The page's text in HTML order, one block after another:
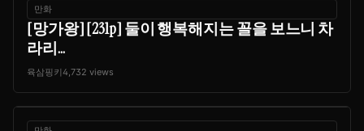
만화
[망가왕] [231p] 둘이 행복해지는 꼴을 보느니 차
라리...
육삼핑키4,732 views